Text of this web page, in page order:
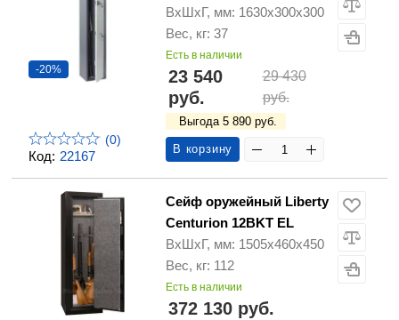
Код: 22167
-20%
(0)
ВхШхГ, мм: 1630х300х300
Вес, кг: 37
Есть в наличии
23 540
руб.
29 430
руб.
Выгода 5 890 руб.
В корзину
Сейф оружейный Liberty
Centurion 12BKT EL
ВхШхГ, мм: 1505х460х450
Вес, кг: 112
Есть в наличии
372 130 руб.